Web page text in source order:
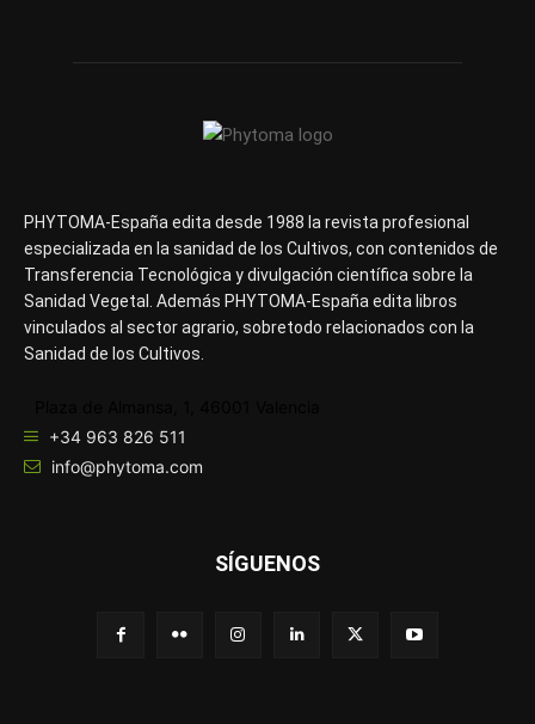
PHYTOMA-España edita desde 1988 la revista profesional
especializada en la sanidad de los Cultivos, con contenidos de
Transferencia Tecnológica y divulgación científica sobre la
Sanidad Vegetal. Además PHYTOMA-España edita libros
vinculados al sector agrario, sobretodo relacionados con la
Sanidad de los Cultivos.
+34 963 826 511
info@phytoma.com
SÍGUENOS